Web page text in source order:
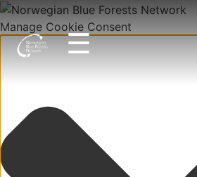
Manage Cookie Consent
☰